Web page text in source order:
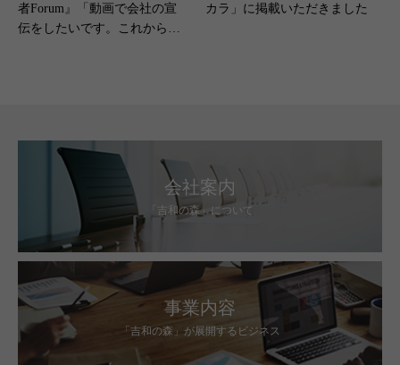
者Forum』「動画で会社の宣
伝をしたいです。これから始
カラ」に掲載いただきました
会社案内
「吉和の森」について
事業内容
「吉和の森」が展開するビジネス